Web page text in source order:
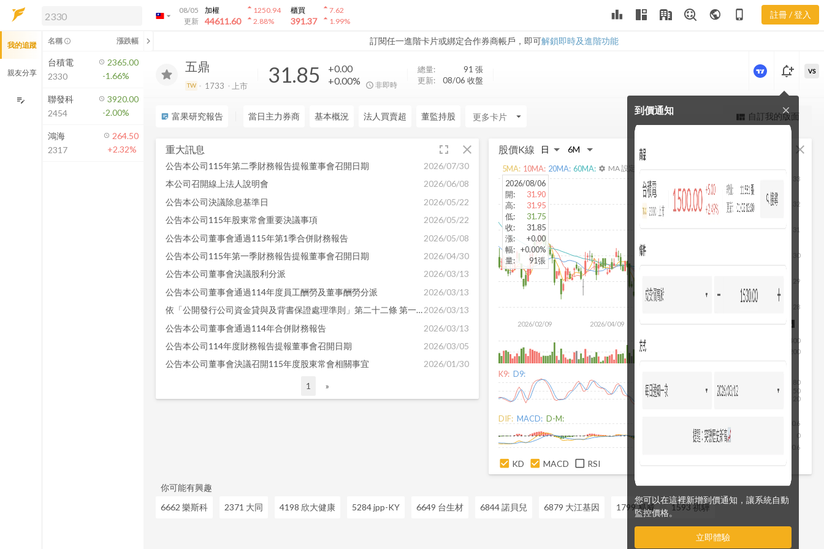
arrow_drop_down
08/05
更新
加權
44611.60
arrow_drop_up1250.94
arrow_drop_up2.88%
櫃買
391.37
arrow_drop_up7.62
arrow_drop_up1.99% leaderboard public phone_iphone 註冊 / 登入
訂閱任一進階卡片或綁定合作券商帳戶，即可解鎖即時及進階功能
解鎖即時行情及進階功能
方案」，即可解鎖以下功能：
即時行情
即時市況與排行
成交金額熱力圖
前往方案訂閱
如何綁定合作券商
息
五鼎
TW 1733 上市 31.85
+0.00
+0.00%
非即時
總量: 91 張
更新:
08/06 收盤
更強大的進階價量圖表
notification_add
到價通知
您可以在這裡新增到價通知，讓系統自動
監控價格。
立即體驗
close
VS
sticky_note_2 富果研究報告 當日主力券商 基本概況 法人買賣超 董監持股 arrow_drop_down view_quilt 自訂我的版面
重大訊息 fullscreen close
公告本公司115年第二季財務報告提報董事會召開日期
2026/07/30
本公司召開線上法人說明會
2026/06/08
公告本公司決議除息基準日
2026/05/22
公告本公司115年股東常會重要決議事項
2026/05/22
公告本公司董事會通過115年第1季合併財務報告
2026/05/08
公告本公司115年第一季財務報告提報董事會召開日期
2026/04/30
公告本公司董事會決議股利分派
2026/03/13
公告本公司董事會通過114年度員工酬勞及董事酬勞分派
2026/03/13
依「公開發行公司資金貸與及背書保證處理準則」第二十二條 第一項第三款之規定辦理公告2026/03/13
公告本公司董事會通過114年合併財務報告
2026/03/13
公告本公司114年度財務報告提報董事會召開日期
2026/03/05
公告本公司董事會決議召開115年度股東常會相關事宜
2026/01/30
1 »
arrow_back
發佈時間:-
股價K線 close
2026/02/09 2026/04/09
28
29
30
31
32
33
2026/08/06
200
400
2026/08/06
開:
31.90
高:
31.95
低:
31.75
收:
31.85
漲:
+0.00
幅: +0.00%
量: 91張
5MA: 10MA: 20MA: 60MA: settings MA 設定
K9: D9:
20
50
80
DIF: MACD: D-M:
-0.6
0
0.6
KD MACD RSI
你可能有興趣
6662 樂斯科
2371 大同 4198 欣大健康 5284 jpp-KY 6649 台生材 6844 諾貝兒 6879 大江基因 1799 易威 1593 祺驊
我的追蹤
親友分享
edit_note
名稱 info_outline 漲跌幅 chevron_left
台積電
2330
2365.00
-1.66%
聯發科
2454
3920.00
-2.00%
鴻海
2317
264.50
+2.32%